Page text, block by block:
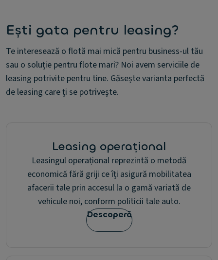
Ești gata pentru leasing?
Te interesează o flotă mai mică pentru business-ul tău
sau o soluție pentru flote mari? Noi avem serviciile de
leasing potrivite pentru tine. Găsește varianta perfectă
de leasing care ți se potrivește.
Leasing operațional
Leasingul operațional reprezintă o metodă
economică fără griji ce îți asigură mobilitatea
afacerii tale prin accesul la o gamă variată de
vehicule noi, conform politicii tale auto.
Descoperă